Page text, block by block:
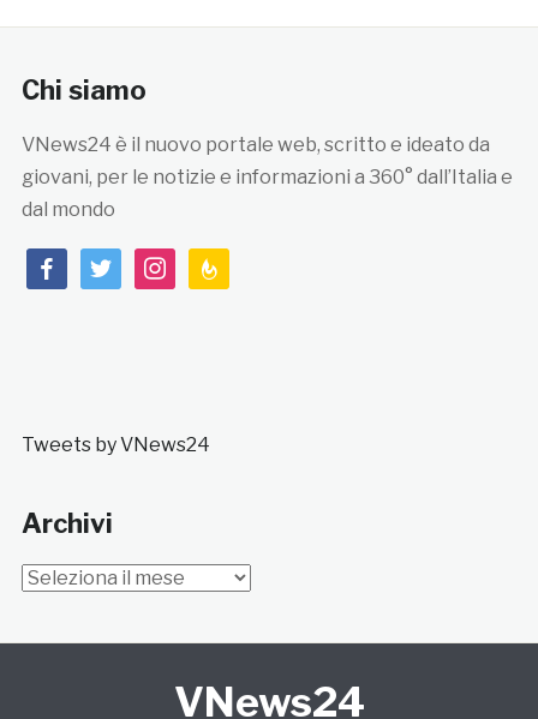
Chi siamo
VNews24 è il nuovo portale web, scritto e ideato da
giovani, per le notizie e informazioni a 360° dall’Italia e
dal mondo
facebooktwitterinstagramfeedburner
Tweets by VNews24
Archivi
Archivi
VNews24